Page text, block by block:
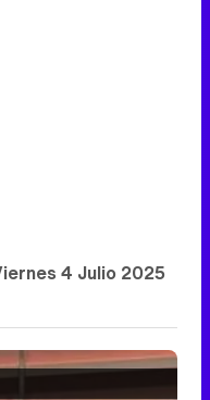
4 Julio 2025